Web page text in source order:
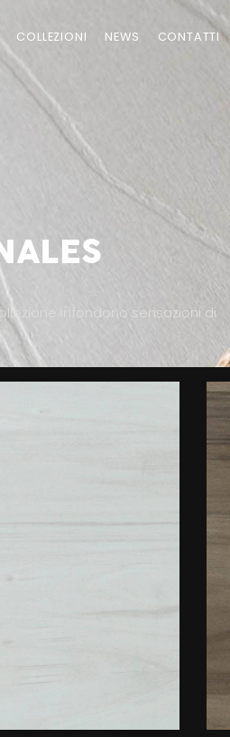
COLLEZIONI NEWS CONTATTI
infondono sensazioni di